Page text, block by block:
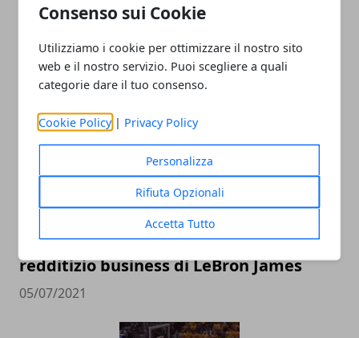
Consenso sui Cookie
Utilizziamo i cookie per ottimizzare il nostro sito
web e il nostro servizio. Puoi scegliere a quali
categorie dare il tuo consenso.
Cookie Policy | Privacy Policy
Personalizza
Rifiuta Opzionali
Accetta Tutto
ARTICOLI CORRELATI
I paperoni della NBA: il vorticoso e
redditizio business di LeBron James
05/07/2021